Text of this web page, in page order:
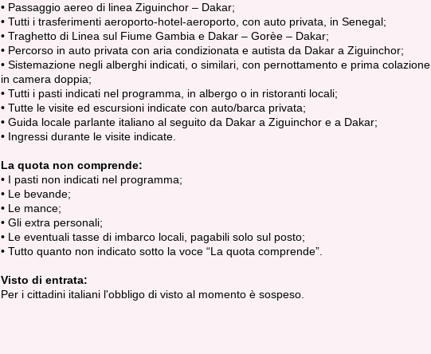
• Passaggio aereo di linea Ziguinchor – Dakar;
• Tutti i trasferimenti aeroporto-hotel-aeroporto, con auto privata, in Senegal;
• Traghetto di Linea sul Fiume Gambia e Dakar – Gorèe – Dakar;
• Percorso in auto privata con aria condizionata e autista da Dakar a Ziguinchor;
• Sistemazione negli alberghi indicati, o similari, con pernottamento e prima colazione,
in camera doppia;
• Tutti i pasti indicati nel programma, in albergo o in ristoranti locali;
• Tutte le visite ed escursioni indicate con auto/barca privata;
• Guida locale parlante italiano al seguito da Dakar a Ziguinchor e a Dakar;
• Ingressi durante le visite indicate.
La quota non comprende:
• I pasti non indicati nel programma;
• Le bevande;
• Le mance;
• Gli extra personali;
• Le eventuali tasse di imbarco locali, pagabili solo sul posto;
• Tutto quanto non indicato sotto la voce “La quota comprende”.
Visto di entrata:
Per i cittadini italiani l'obbligo di visto al momento è sospeso.